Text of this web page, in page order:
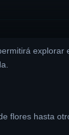
flores hasta